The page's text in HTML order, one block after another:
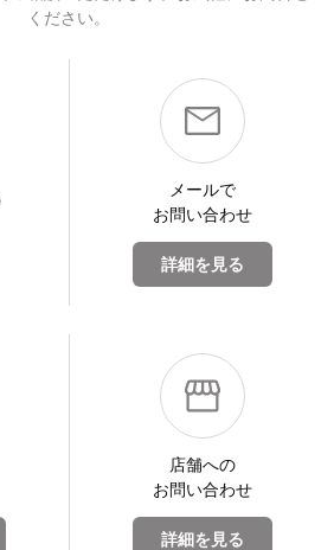
ください。
メールで
お問い合わせ
詳細を見る
店舗への
お問い合わせ
詳細を見る